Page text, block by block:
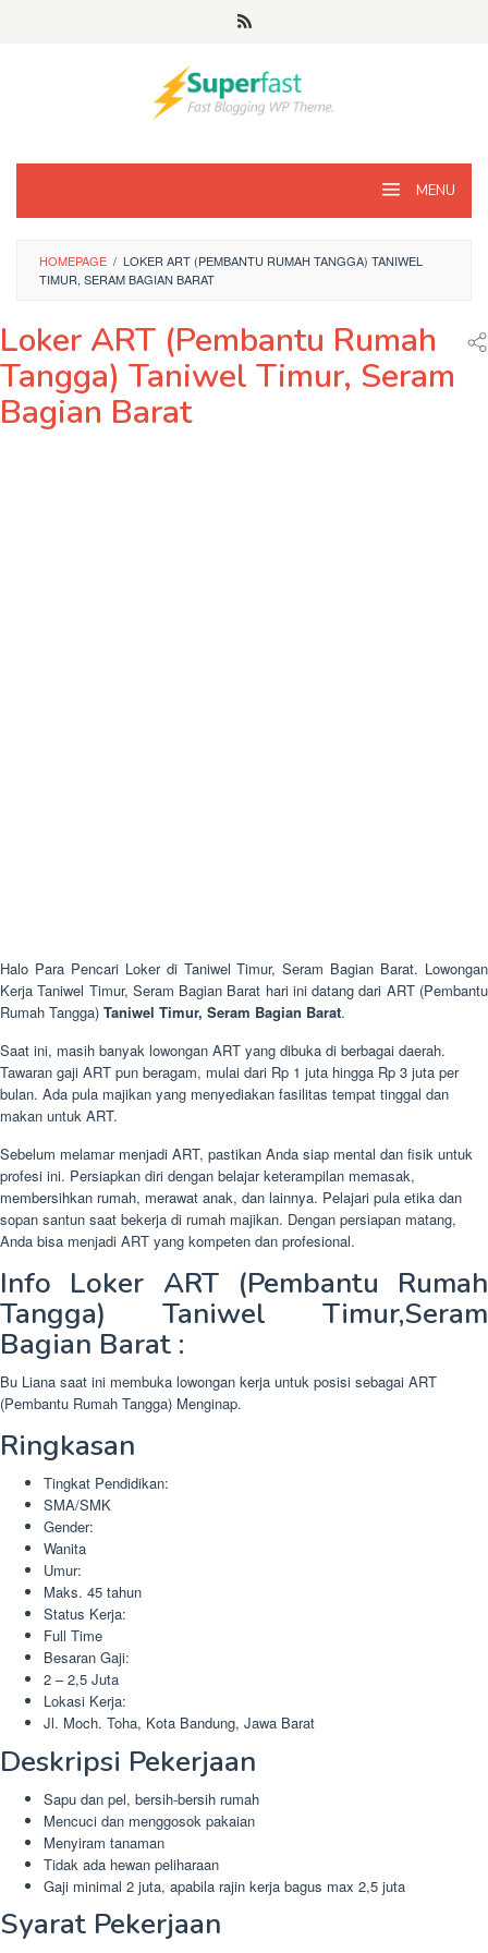
MENU
HOMEPAGE / LOKER ART (PEMBANTU RUMAH TANGGA) TANIWEL
TIMUR, SERAM BAGIAN BARAT
Loker ART (Pembantu Rumah
Tangga) Taniwel Timur, Seram
Bagian Barat
Halo Para Pencari Loker di Taniwel Timur, Seram Bagian Barat. Lowongan
Kerja Taniwel Timur, Seram Bagian Barat hari ini datang dari ART (Pembantu
Rumah Tangga) Taniwel Timur, Seram Bagian Barat.
Saat ini, masih banyak lowongan ART yang dibuka di berbagai daerah.
Tawaran gaji ART pun beragam, mulai dari Rp 1 juta hingga Rp 3 juta per
bulan. Ada pula majikan yang menyediakan fasilitas tempat tinggal dan
makan untuk ART.
Sebelum melamar menjadi ART, pastikan Anda siap mental dan fisik untuk
profesi ini. Persiapkan diri dengan belajar keterampilan memasak,
membersihkan rumah, merawat anak, dan lainnya. Pelajari pula etika dan
sopan santun saat bekerja di rumah majikan. Dengan persiapan matang,
Anda bisa menjadi ART yang kompeten dan profesional.
Info Loker ART (Pembantu Rumah
Tangga) Taniwel Timur,Seram
Bagian Barat :
Bu Liana saat ini membuka lowongan kerja untuk posisi sebagai ART
(Pembantu Rumah Tangga) Menginap.
Ringkasan
Tingkat Pendidikan:
SMA/SMK
Gender:
Wanita
Umur:
Maks. 45 tahun
Status Kerja:
Full Time
Besaran Gaji:
2 – 2,5 Juta
Lokasi Kerja:
Jl. Moch. Toha, Kota Bandung, Jawa Barat
Deskripsi Pekerjaan
Sapu dan pel, bersih-bersih rumah
Mencuci dan menggosok pakaian
Menyiram tanaman
Tidak ada hewan peliharaan
Gaji minimal 2 juta, apabila rajin kerja bagus max 2,5 juta
Syarat Pekerjaan